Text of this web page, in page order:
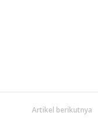
Artikel berikutnya